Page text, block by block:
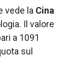
vede la Cina
Il valore
a 1091
sul